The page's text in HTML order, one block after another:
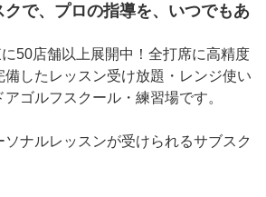
クで、プロの指導を、いつでもあ
50店舗以上展開中！全打席に高精度
備したレッスン受け放題・レンジ使い
ゴルフスクール・練習場です。
ソナルレッスンが受けられるサブスク